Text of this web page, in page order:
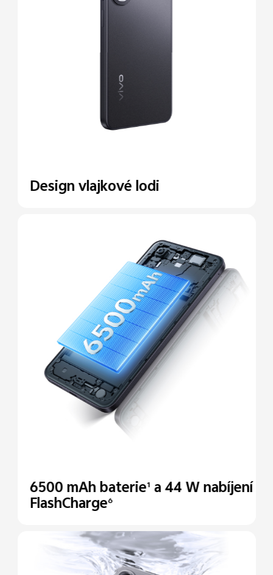
Design vlajkové lodi
6500 mAh baterie1 a44 W nabíjení
FlashCharge6